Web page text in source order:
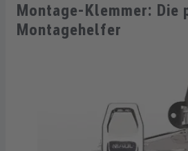
Montage-Klemmer: Die
Montagehelfer